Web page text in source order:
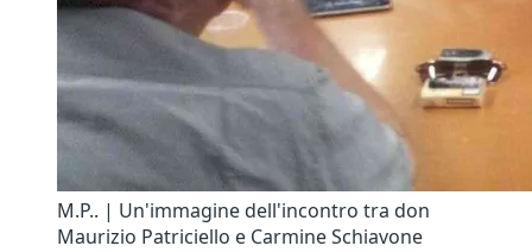
M.P.. | Un'immagine dell'incontro tra don
Maurizio Patriciello e Carmine Schiavone